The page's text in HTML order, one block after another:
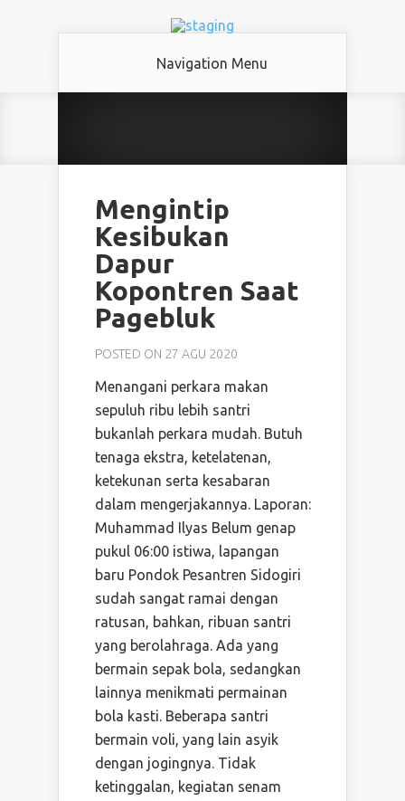
Navigation Menu
Mengintip
Kesibukan
Dapur
Kopontren Saat
Pagebluk
POSTED ON 27 AGU 2020
Menangani perkara makan
sepuluh ribu lebih santri
bukanlah perkara mudah. Butuh
tenaga ekstra, ketelatenan,
ketekunan serta kesabaran
dalam mengerjakannya. Laporan:
Muhammad Ilyas Belum genap
pukul 06:00 istiwa, lapangan
baru Pondok Pesantren Sidogiri
sudah sangat ramai dengan
ratusan, bahkan, ribuan santri
yang berolahraga. Ada yang
bermain sepak bola, sedangkan
lainnya menikmati permainan
bola kasti. Beberapa santri
bermain voli, yang lain asyik
dengan jogingnya. Tidak
ketinggalan, kegiatan senam